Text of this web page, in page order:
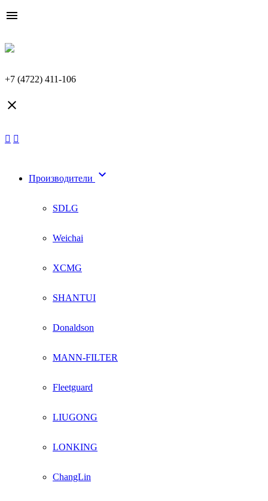

+7 (4722) 411-106

Производители 
SDLG
Weichai
XCMG
SHANTUI
Donaldson
MANN-FILTER
Fleetguard
LIUGONG
LONKING
ChangLin